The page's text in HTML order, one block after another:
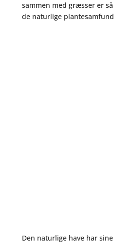
sammen med græsser er
de naturlige
Den naturlige have har